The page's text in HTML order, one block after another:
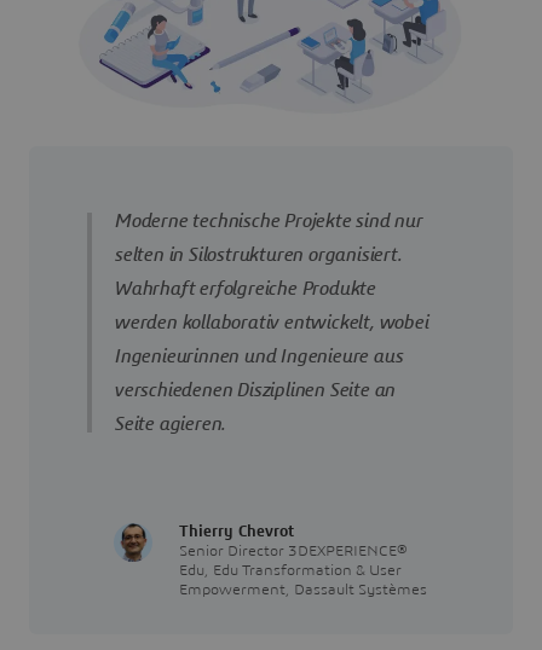
Moderne technische Projekte sind nur
selten in Silostrukturen organisiert.
Wahrhaft erfolgreiche Produkte
werden kollaborativ entwickelt, wobei
Ingenieurinnen und Ingenieure aus
verschiedenen Disziplinen Seite an
Seite agieren.
Thierry Chevrot
Senior Director 3DEXPERIENCE®
Edu, Edu Transformation & User
Empowerment, Dassault Systèmes